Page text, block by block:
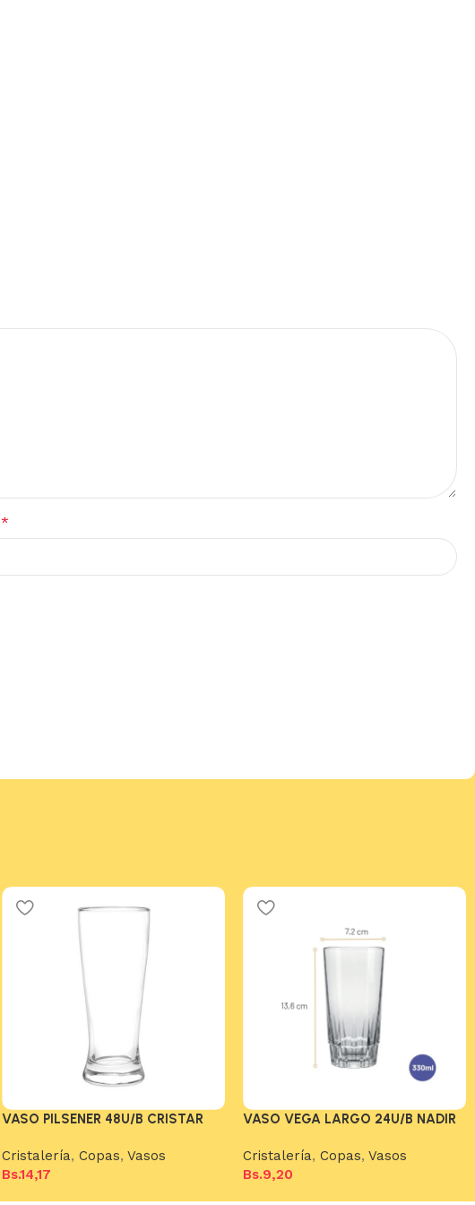
*
VASO PILSENER 48U/B CRISTAR
Cristalería,Copas,Vasos
Bs.14,17
Añadir al carrito
VASO VEGA LARGO 24U/B NADIR
Cristalería,Copas,Vasos
Bs.9,20
Añadir al carrito